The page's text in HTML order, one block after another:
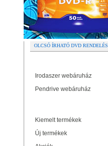
OLCSÓ ÍRHATÓ DVD RENDELÉS
Irodaszer webáruház
Pendrive webáruház
Kiemelt termékek
Új termékek